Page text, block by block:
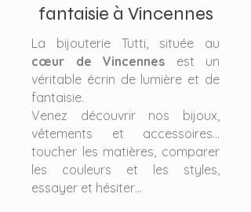
fantaisie à Vincennes
La bijouterie Tutti, située au
cœur de Vincennes est un
véritable écrin de lumière et de
fantaisie.
Venez découvrir nos bijoux,
vêtements et accessoires…
toucher les matières, comparer
les couleurs et les styles,
essayer et hésiter…